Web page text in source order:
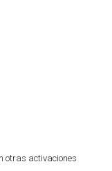
otras activaciones